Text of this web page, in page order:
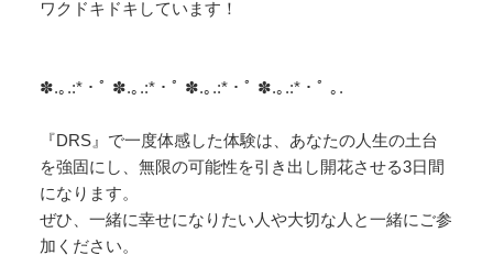
ワクドキドキしています！
✽.｡.:*・ﾟ ✽.｡.:*・ﾟ ✽.｡.:*・ﾟ ✽.｡.:*・ﾟ ｡.
『DRS』で一度体感した体験は、あなたの人生の土台
を強固にし、無限の可能性を引き出し開花させる3日間
になります。
ぜひ、一緒に幸せになりたい人や大切な人と一緒にご参
加ください。